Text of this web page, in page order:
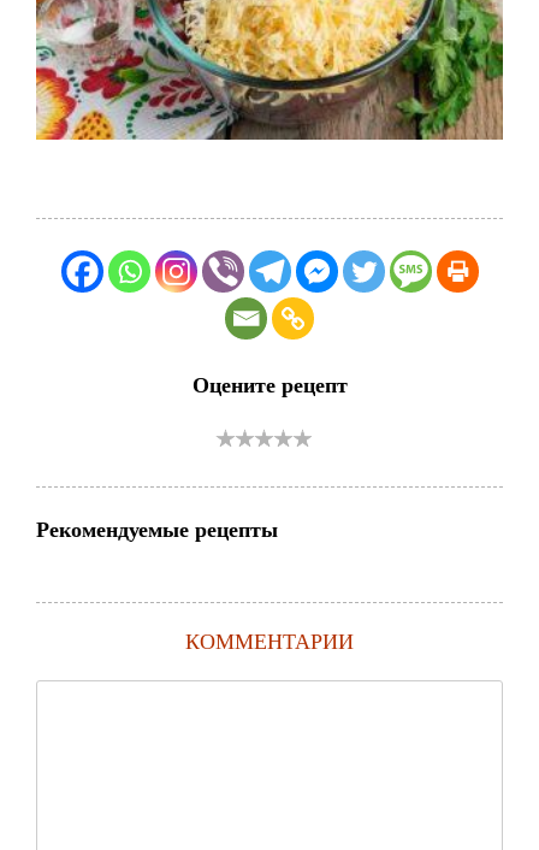
Оцените рецепт
Рекомендуемые рецепты
КОММЕНТАРИИ